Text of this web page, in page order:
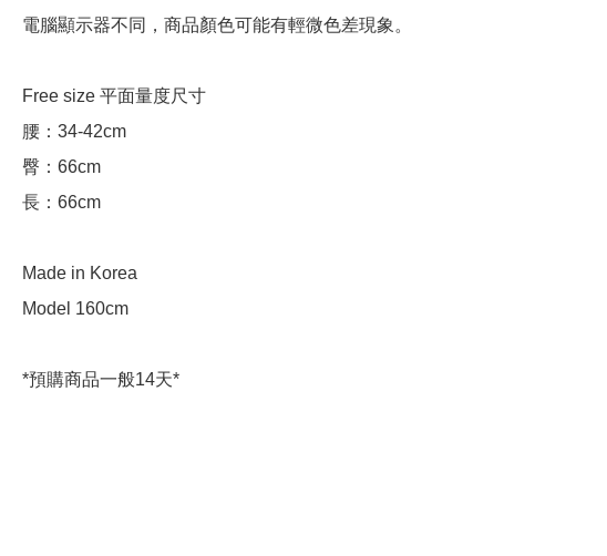
電腦顯示器不同，商品顏色可能有輕微色差現象。
Free size 平面量度尺寸
腰：34-42cm
臀：66cm
長：66cm
Made in Korea
Model 160cm
*預購商品一般14天*